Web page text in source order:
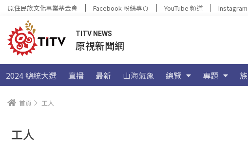
原住民族文化事業基金會 Facebook 粉絲專頁 YouTube 頻道 Instagram
TITV NEWS
原視新聞網
2024 總統大選 直播 最新 山海氣象 總覽 專題
首頁 工人
工人